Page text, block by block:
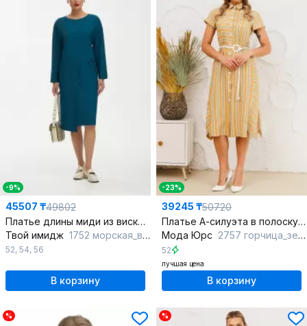
-9%
45507 ₸49802
Платье длины миди из вискозы и трикотажа в голубом цвете
Твой имидж 1752 морская_волна
52, 54, 56
В корзину
-23%
39245 ₸50720
Платье А-силуэта в полоску с поясом и вытачками
Мода Юрс 2757 горчица_зеленая полоска
52
лучшая цена
В корзину
% %